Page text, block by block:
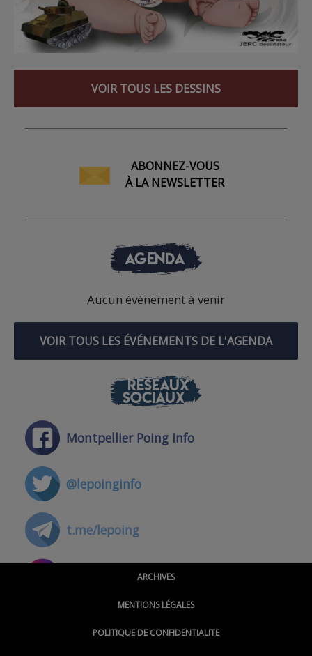
VOIR TOUS LES DESSINS
ABONNEZ-VOUS
À LA NEWSLETTER
AGENDA
Aucun événement à venir
VOIR TOUS LES ÉVÉNEMENTS DE L'AGENDA
RÉSEAUX
SOCIAUX
Montpellier Poing Info
@lepoinginfo
t.me/lepoing
@montpellierpoinginfo
ARCHIVES
MENTIONS LÉGALES
POLITIQUE DE CONFIDENTIALITE